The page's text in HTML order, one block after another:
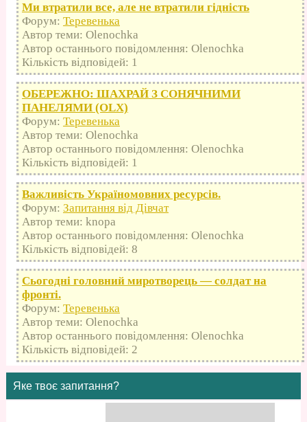
Ми втратили все, але не втратили гідність
Форум: Теревенька
Автор теми: Olenochka
Автор останнього повідомлення: Olenochka
Кількість відповідей: 1
ОБЕРЕЖНО: ШАХРАЙ З СОНЯЧНИМИ
ПАНЕЛЯМИ (OLX)
Форум: Теревенька
Автор теми: Olenochka
Автор останнього повідомлення: Olenochka
Кількість відповідей: 1
Важливість Україномовних ресурсів.
Форум: Запитання від Дівчат
Автор теми: knopa
Автор останнього повідомлення: Olenochka
Кількість відповідей: 8
Сьогодні головний миротворець — солдат на
фронті.
Форум: Теревенька
Автор теми: Olenochka
Автор останнього повідомлення: Olenochka
Кількість відповідей: 2
Яке твоє запитання?